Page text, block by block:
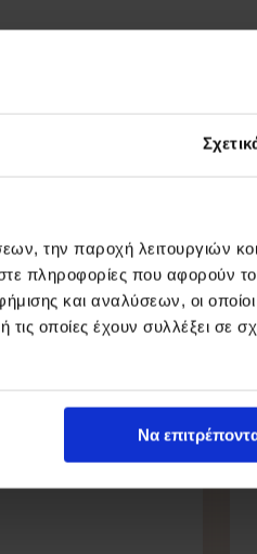
την παροχή λειτουργιών
πληροφορίες που αφορούν
και αναλύσεων, οι
οποίες έχουν συλλέξει σε
Να